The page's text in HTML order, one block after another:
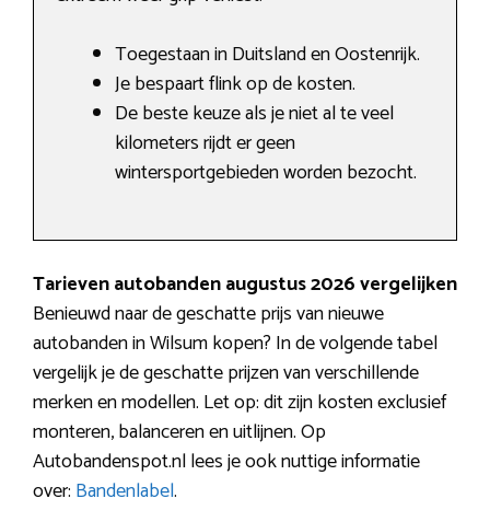
Toegestaan in Duitsland en Oostenrijk.
Je bespaart flink op de kosten.
De beste keuze als je niet al te veel
kilometers rijdt er geen
wintersportgebieden worden bezocht.
Tarieven autobanden augustus 2026 vergelijken
Benieuwd naar de geschatte prijs van nieuwe
autobanden in Wilsum kopen? In de volgende tabel
vergelijk je de geschatte prijzen van verschillende
merken en modellen. Let op: dit zijn kosten exclusief
monteren, balanceren en uitlijnen. Op
Autobandenspot.nl lees je ook nuttige informatie
over: Bandenlabel.